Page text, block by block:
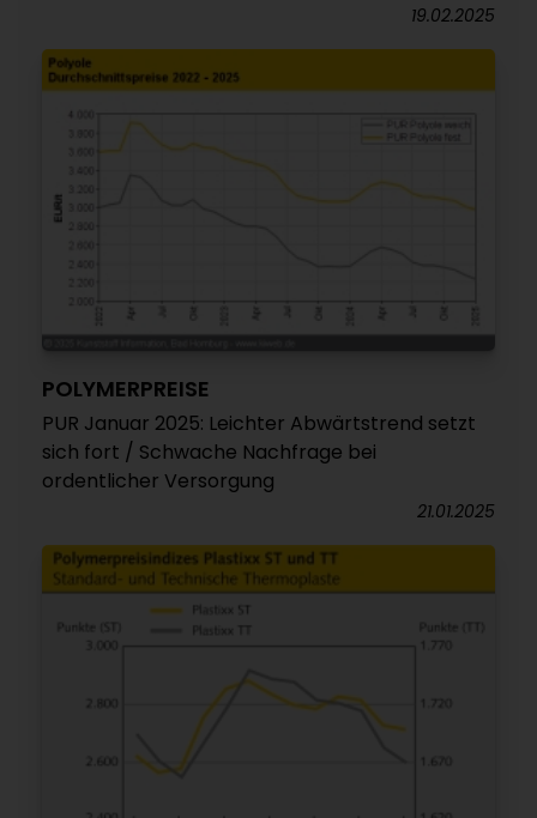
19.02.2025
POLYMERPREISE
PUR Januar 2025: Leichter Abwärtstrend setzt
sich fort / Schwache Nachfrage bei
ordentlicher Versorgung
21.01.2025